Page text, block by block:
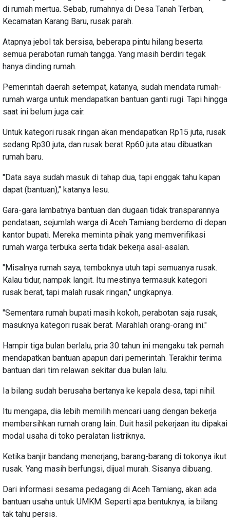
di rumah mertua. Sebab, rumahnya di Desa Tanah Terban,
Kecamatan Karang Baru, rusak parah.
Atapnya jebol tak bersisa, beberapa pintu hilang beserta
semua perabotan rumah tangga. Yang masih berdiri tegak
hanya dinding rumah.
Pemerintah daerah setempat, katanya, sudah mendata rumah-
rumah warga untuk mendapatkan bantuan ganti rugi. Tapi hingga
saat ini belum juga cair.
Untuk kategori rusak ringan akan mendapatkan Rp15 juta, rusak
sedang Rp30 juta, dan rusak berat Rp60 juta atau dibuatkan
rumah baru.
"Data saya sudah masuk di tahap dua, tapi enggak tahu kapan
dapat (bantuan)," katanya lesu.
Gara-gara lambatnya bantuan dan dugaan tidak transparannya
pendataan, sejumlah warga di Aceh Tamiang berdemo di depan
kantor bupati. Mereka meminta pihak yang memverifikasi
rumah warga terbuka serta tidak bekerja asal-asalan.
"Misalnya rumah saya, temboknya utuh tapi semuanya rusak.
Kalau tidur, nampak langit. Itu mestinya termasuk kategori
rusak berat, tapi malah rusak ringan," ungkapnya.
"Sementara rumah bupati masih kokoh, perabotan saja rusak,
masuknya kategori rusak berat. Marahlah orang-orang ini."
Hampir tiga bulan berlalu, pria 30 tahun ini mengaku tak pernah
mendapatkan bantuan apapun dari pemerintah. Terakhir terima
bantuan dari tim relawan sekitar dua bulan lalu.
Ia bilang sudah berusaha bertanya ke kepala desa, tapi nihil.
Itu mengapa, dia lebih memilih mencari uang dengan bekerja
membersihkan rumah orang lain. Duit hasil pekerjaan itu dipakai
modal usaha di toko peralatan listriknya.
Ketika banjir bandang menerjang, barang-barang di tokonya ikut
rusak. Yang masih berfungsi, dijual murah. Sisanya dibuang.
Dari informasi sesama pedagang di Aceh Tamiang, akan ada
bantuan usaha untuk UMKM. Seperti apa bentuknya, ia bilang
tak tahu persis.